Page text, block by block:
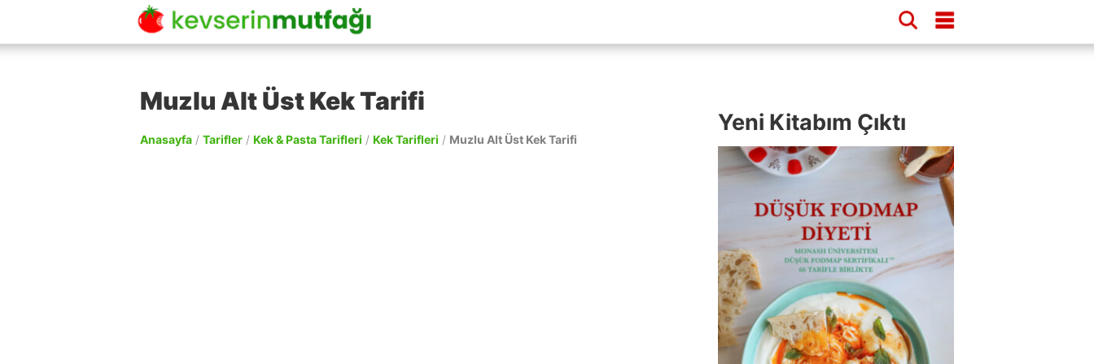
Muzlu Alt Üst Kek Tarifi
Anasayfa / Tarifler / Kek & Pasta Tarifleri / Kek Tarifleri / Muzlu Alt Üst Kek Tarifi
Yeni Kitabım Çıktı